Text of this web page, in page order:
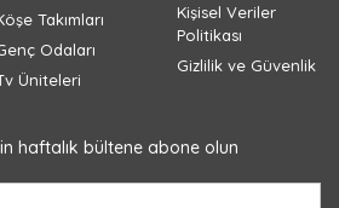
Takımları
Odaları
Üniteleri
Kişisel Veriler
Politikası
Gizlilik ve Güvenlik
haftalık bültene abone olun